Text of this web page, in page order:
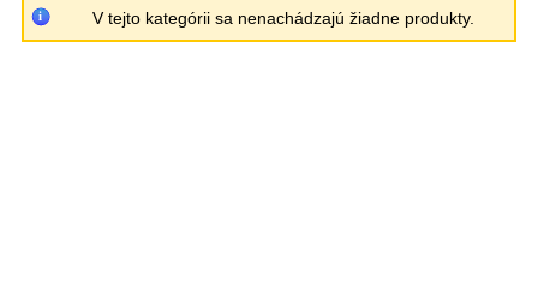
V tejto kategórii sa nenachádzajú žiadne produkty.